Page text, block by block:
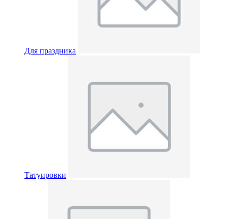
Для праздника
Татуировки